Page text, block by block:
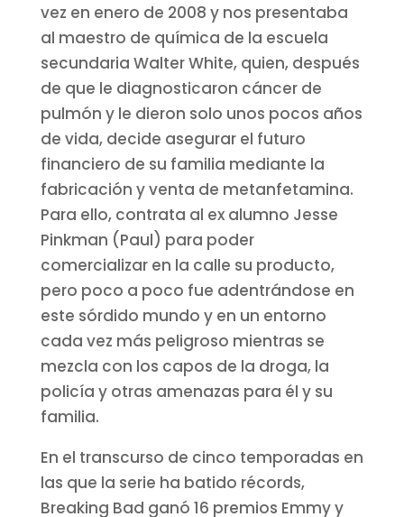
vez en enero de 2008 y nos presentaba
al maestro de química de la escuela
secundaria Walter White, quien, después
de que le diagnosticaron cáncer de
pulmón y le dieron solo unos pocos años
de vida, decide asegurar el futuro
financiero de su familia mediante la
fabricación y venta de metanfetamina.
Para ello, contrata al ex alumno Jesse
Pinkman (Paul) para poder
comercializar en la calle su producto,
pero poco a poco fue adentrándose en
este sórdido mundo y en un entorno
cada vez más peligroso mientras se
mezcla con los capos de la droga, la
policía y otras amenazas para él y su
familia.
En el transcurso de cinco temporadas en
las que la serie ha batido récords,
Breaking Bad ganó 16 premios Emmy y